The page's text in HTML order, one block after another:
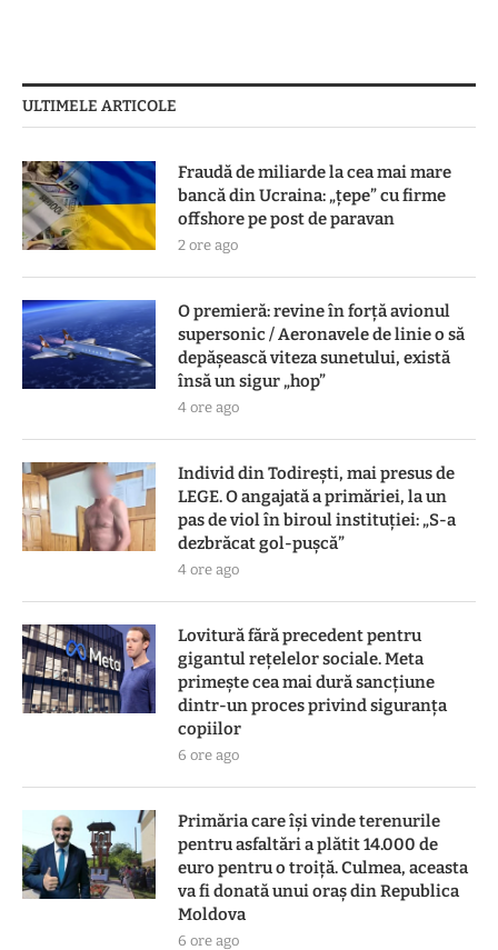
ULTIMELE ARTICOLE
Fraudă de miliarde la cea mai mare
bancă din Ucraina: „țepe” cu firme
offshore pe post de paravan
2 ore ago
O premieră: revine în forță avionul
supersonic / Aeronavele de linie o să
depășească viteza sunetului, există
însă un sigur „hop”
4 ore ago
Individ din Todirești, mai presus de
LEGE. O angajată a primăriei, la un
pas de viol în biroul instituției: „S-a
dezbrăcat gol-pușcă”
4 ore ago
Lovitură fără precedent pentru
gigantul rețelelor sociale. Meta
primește cea mai dură sancțiune
dintr-un proces privind siguranța
copiilor
6 ore ago
Primăria care își vinde terenurile
pentru asfaltări a plătit 14.000 de
euro pentru o troiță. Culmea, aceasta
va fi donată unui oraș din Republica
Moldova
6 ore ago